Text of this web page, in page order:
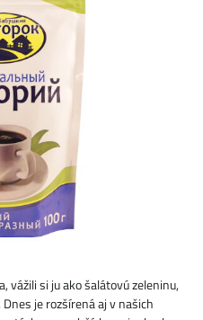
vážili si ju ako šalátovú zeleninu,
je rozšírená aj v našich